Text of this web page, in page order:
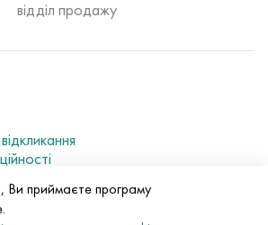
відділ продажу
GmbH»
Ви приймаєте програму